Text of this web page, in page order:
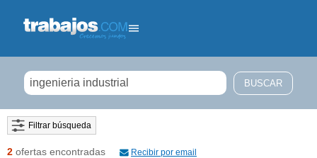
Filtrar búsqueda
2 ofertas encontradas Recibir por email